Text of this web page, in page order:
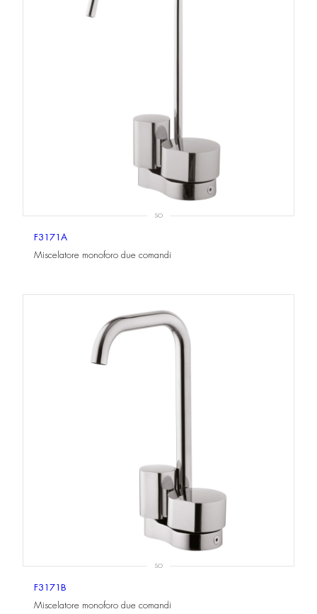
SO
F3171A
Miscelatore monoforo due comandi
SO
F3171B
Miscelatore monoforo due comandi